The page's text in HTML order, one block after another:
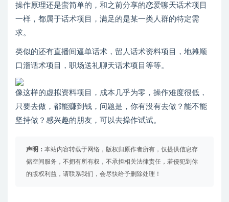
操作原理还是蛮简单的，和之前分享的恋爱聊天话术项目
一样，都属于话术项目，满足的是某一类人群的特定需
求。
类似的还有直播间逼单话术，留人话术资料项目，地摊顺
口溜话术项目，职场送礼聊天话术项目等等。
像这样的虚拟资料项目，成本几乎为零，操作难度很低，
只要去做，都能赚到钱，问题是，你有没有去做？能不能
坚持做？感兴趣的朋友，可以去操作试试。
声明： 本站内容转载于网络，版权归原作者所有，仅提供信息存
储空间服务，不拥有所有权，不承担相关法律责任，若侵犯到你
的版权利益，请联系我们，会尽快给予删除处理！